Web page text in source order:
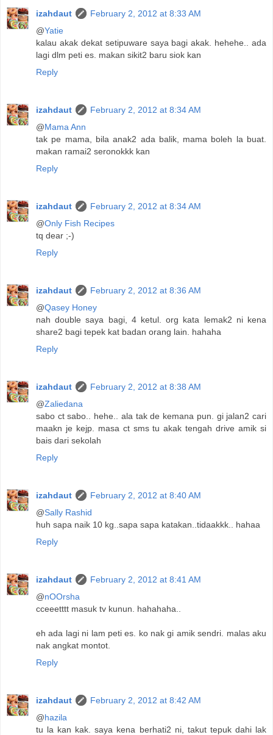
izahdaut
February 2, 2012 at 8:33 AM
@Yatie
kalau akak dekat setipuware saya bagi akak. hehehe.. ada
lagi dlm peti es. makan sikit2 baru siok kan
Reply
izahdaut
February 2, 2012 at 8:34 AM
@Mama Ann
tak pe mama, bila anak2 ada balik, mama boleh la buat.
makan ramai2 seronokkk kan
Reply
izahdaut
February 2, 2012 at 8:34 AM
@Only Fish Recipes
tq dear ;-)
Reply
izahdaut
February 2, 2012 at 8:36 AM
@Qasey Honey
nah double saya bagi, 4 ketul. org kata lemak2 ni kena
share2 bagi tepek kat badan orang lain. hahaha
Reply
izahdaut
February 2, 2012 at 8:38 AM
@Zaliedana
sabo ct sabo.. hehe.. ala tak de kemana pun. gi jalan2 cari
maakn je kejp. masa ct sms tu akak tengah drive amik si
bais dari sekolah
Reply
izahdaut
February 2, 2012 at 8:40 AM
@Sally Rashid
huh sapa naik 10 kg..sapa sapa katakan..tidaakkk.. hahaa
Reply
izahdaut
February 2, 2012 at 8:41 AM
@nOOrsha
cceeetttt masuk tv kunun. hahahaha..
eh ada lagi ni lam peti es. ko nak gi amik sendri. malas aku
nak angkat montot.
Reply
izahdaut
February 2, 2012 at 8:42 AM
@hazila
tu la kan kak. saya kena berhati2 ni, takut tepuk dahi lak